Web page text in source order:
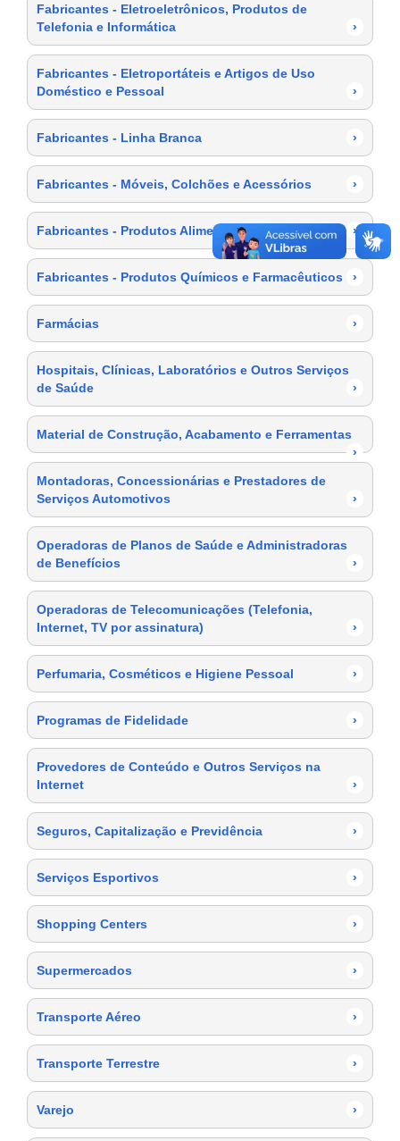
Fabricantes - Eletroeletrônicos, Produtos de
Telefonia e Informática
›
Fabricantes - Eletroportáteis e Artigos de Uso
Doméstico e Pessoal
›
Fabricantes - Linha Branca ›
Fabricantes - Móveis, Colchões e Acessórios ›
Fabricantes - Produtos Alimentícios ›
Fabricantes - Produtos Químicos e Farmacêuticos ›
Farmácias ›
Hospitais, Clínicas, Laboratórios e Outros Serviços
de Saúde
›
Material de Construção, Acabamento e Ferramentas
›
Montadoras, Concessionárias e Prestadores de
Serviços Automotivos
›
Operadoras de Planos de Saúde e Administradoras
de Benefícios
›
Operadoras de Telecomunicações (Telefonia,
Internet, TV por assinatura)
›
Perfumaria, Cosméticos e Higiene Pessoal ›
Programas de Fidelidade ›
Provedores de Conteúdo e Outros Serviços na
Internet
›
Seguros, Capitalização e Previdência ›
Serviços Esportivos ›
Shopping Centers ›
Supermercados ›
Transporte Aéreo ›
Transporte Terrestre ›
Varejo ›